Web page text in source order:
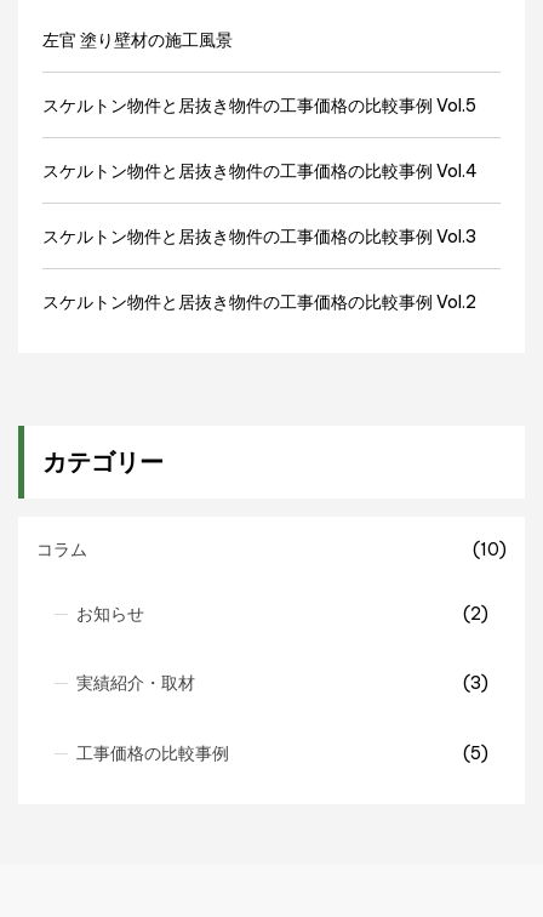
左官 塗り壁材の施工風景
スケルトン物件と居抜き物件の工事価格の比較事例 Vol.5
スケルトン物件と居抜き物件の工事価格の比較事例 Vol.4
スケルトン物件と居抜き物件の工事価格の比較事例 Vol.3
スケルトン物件と居抜き物件の工事価格の比較事例 Vol.2
カテゴリー
コラム (10)
お知らせ (2)
実績紹介・取材 (3)
工事価格の比較事例 (5)